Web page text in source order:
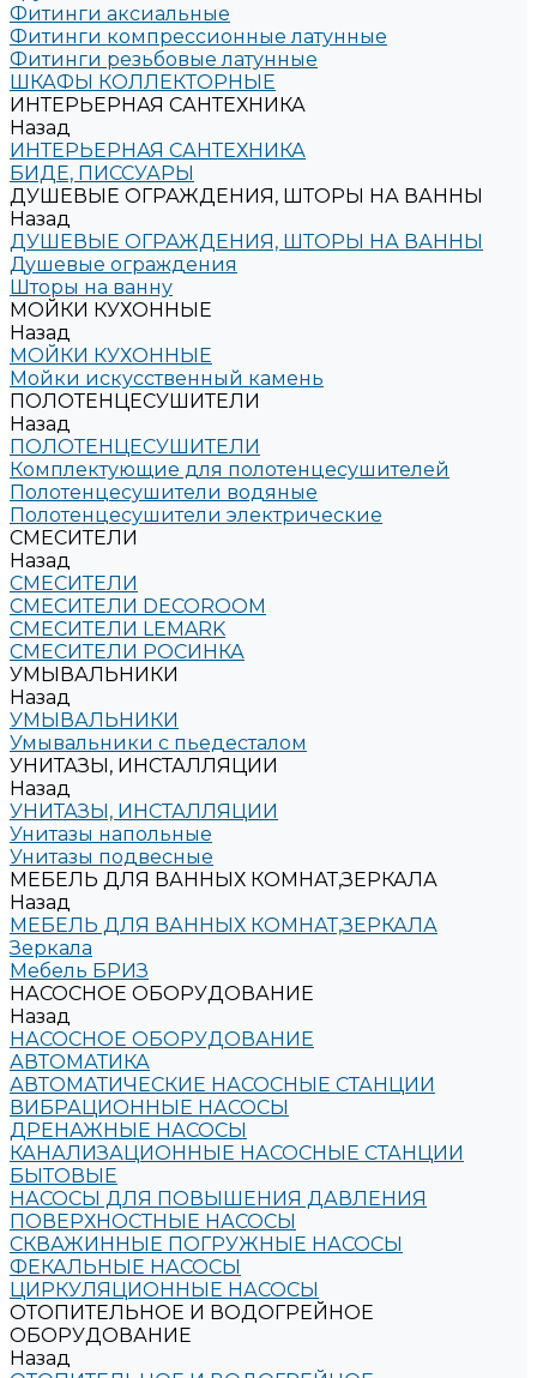
Фитинги аксиальные
Фитинги компрессионные латунные
Фитинги резьбовые латунные
ШКАФЫ КОЛЛЕКТОРНЫЕ
ИНТЕРЬЕРНАЯ САНТЕХНИКА
Назад
ИНТЕРЬЕРНАЯ САНТЕХНИКА
БИДЕ, ПИССУАРЫ
ДУШЕВЫЕ ОГРАЖДЕНИЯ, ШТОРЫ НА ВАННЫ
Назад
ДУШЕВЫЕ ОГРАЖДЕНИЯ, ШТОРЫ НА ВАННЫ
Душевые ограждения
Шторы на ванну
МОЙКИ КУХОННЫЕ
Назад
МОЙКИ КУХОННЫЕ
Мойки искусственный камень
ПОЛОТЕНЦЕСУШИТЕЛИ
Назад
ПОЛОТЕНЦЕСУШИТЕЛИ
Комплектующие для полотенцесушителей
Полотенцесушители водяные
Полотенцесушители электрические
СМЕСИТЕЛИ
Назад
СМЕСИТЕЛИ
СМЕСИТЕЛИ DECOROOM
СМЕСИТЕЛИ LEMARK
СМЕСИТЕЛИ РОСИНКА
УМЫВАЛЬНИКИ
Назад
УМЫВАЛЬНИКИ
Умывальники с пьедесталом
УНИТАЗЫ, ИНСТАЛЛЯЦИИ
Назад
УНИТАЗЫ, ИНСТАЛЛЯЦИИ
Унитазы напольные
Унитазы подвесные
МЕБЕЛЬ ДЛЯ ВАННЫХ КОМНАТ,ЗЕРКАЛА
Назад
МЕБЕЛЬ ДЛЯ ВАННЫХ КОМНАТ,ЗЕРКАЛА
Зеркала
Мебель БРИЗ
НАСОСНОЕ ОБОРУДОВАНИЕ
Назад
НАСОСНОЕ ОБОРУДОВАНИЕ
АВТОМАТИКА
АВТОМАТИЧЕСКИЕ НАСОСНЫЕ СТАНЦИИ
ВИБРАЦИОННЫЕ НАСОСЫ
ДРЕНАЖНЫЕ НАСОСЫ
КАНАЛИЗАЦИОННЫЕ НАСОСНЫЕ СТАНЦИИ
БЫТОВЫЕ
НАСОСЫ ДЛЯ ПОВЫШЕНИЯ ДАВЛЕНИЯ
ПОВЕРХНОСТНЫЕ НАСОСЫ
СКВАЖИННЫЕ ПОГРУЖНЫЕ НАСОСЫ
ФЕКАЛЬНЫЕ НАСОСЫ
ЦИРКУЛЯЦИОННЫЕ НАСОСЫ
ОТОПИТЕЛЬНОЕ И ВОДОГРЕЙНОЕ
ОБОРУДОВАНИЕ
Назад